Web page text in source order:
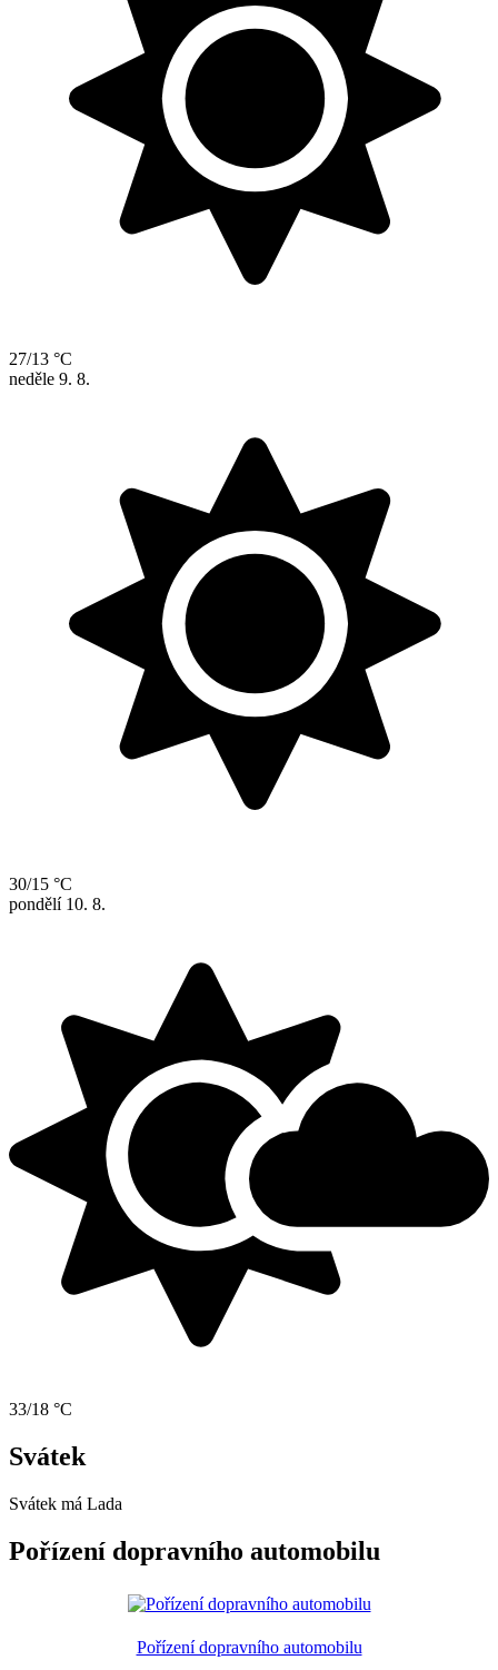
27/13 °C
neděle 9. 8.
30/15 °C
pondělí 10. 8.
33/18 °C
Svátek
Svátek má Lada
Pořízení dopravního automobilu
Pořízení dopravního automobilu